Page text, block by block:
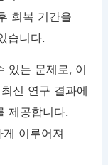
회복 기간을
습니다.
있는 문제로, 이
신 연구 결과에
제공합니다.
이루어져